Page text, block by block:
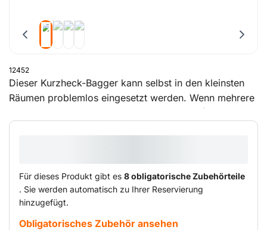
12452
Dieser Kurzheck-Bagger kann selbst in den kleinsten
Räumen problemlos eingesetzt werden. Wenn mehrere
Arm, Löffel und Drehkranz), verteilen 2 variable
Minibagger verfügt über eine geräumige Kabine, die
eine gute Sicht auf den gesamten Arbeitsplatz bietet.
Für dieses Produkt gibt es 8 obligatorische Zubehörteile
. Sie werden automatisch zu Ihrer Reservierung
hinzugefügt.
Obligatorisches Zubehör ansehen